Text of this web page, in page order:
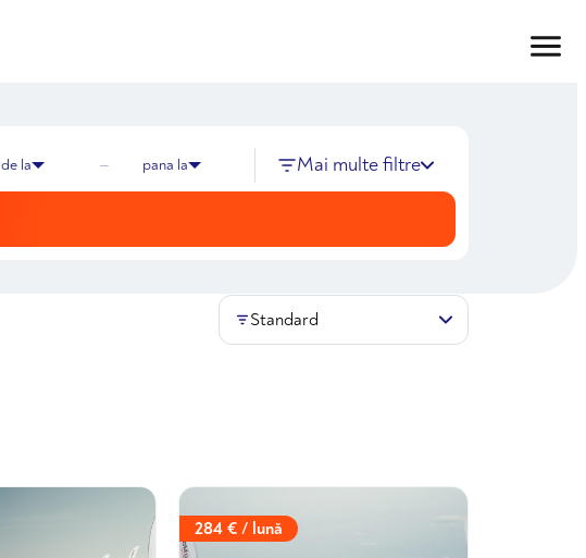
de la — pana la Mai multe filtre
284 € / lună